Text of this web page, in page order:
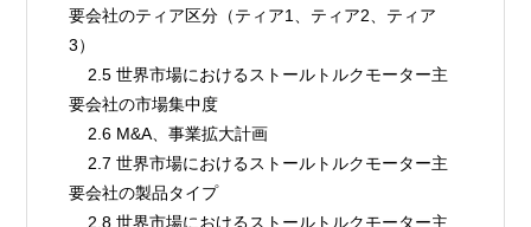
要会社のティア区分（ティア1、ティア2、ティア
3）
要会社の市場集中度
    2.6 M&A、事業拡大計画
要会社の製品タイプ